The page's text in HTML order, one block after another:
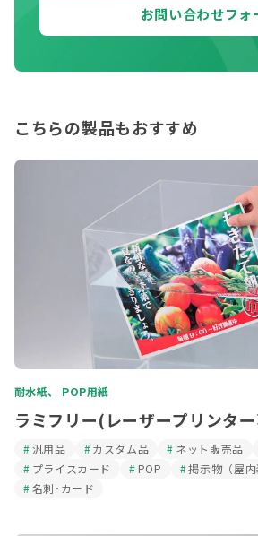
お問い合わせフォ
こちらの製品もおすすめ
耐水紙、 POP用紙
ラミフリー(レーザープリンタ
汎用品 カスタム品 ネット販売品
プライスカード
POP 掲示物（屋内
名刺･カード